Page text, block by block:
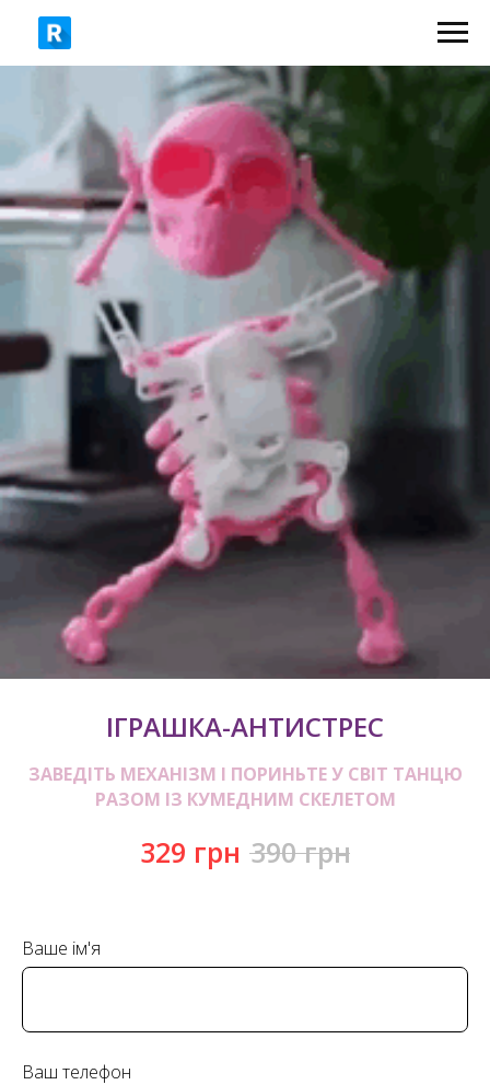
ІГРАШКА-АНТИСТРЕС
ЗАВЕДІТЬ МЕХАНІЗМ І ПОРИНЬТЕ У СВІТ ТАНЦЮ
РАЗОМ ІЗ КУМЕДНИМ СКЕЛЕТОМ
329 грн 390 грн
Ваше ім'я
Ваш телефон